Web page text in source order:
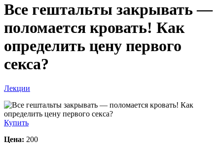
Все гештальты закрывать —
поломается кровать! Как
определить цену первого
секса?
Лекции
Купить
Цена: 200